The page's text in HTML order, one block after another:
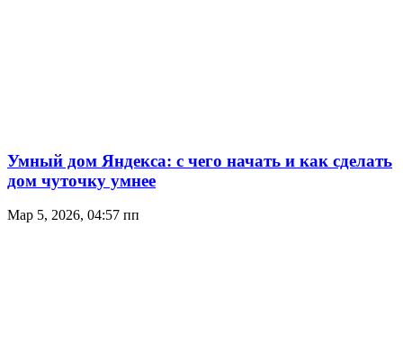
Умный дом Яндекса: с чего начать и как сделать
дом чуточку умнее
Мар 5, 2026, 04:57 пп